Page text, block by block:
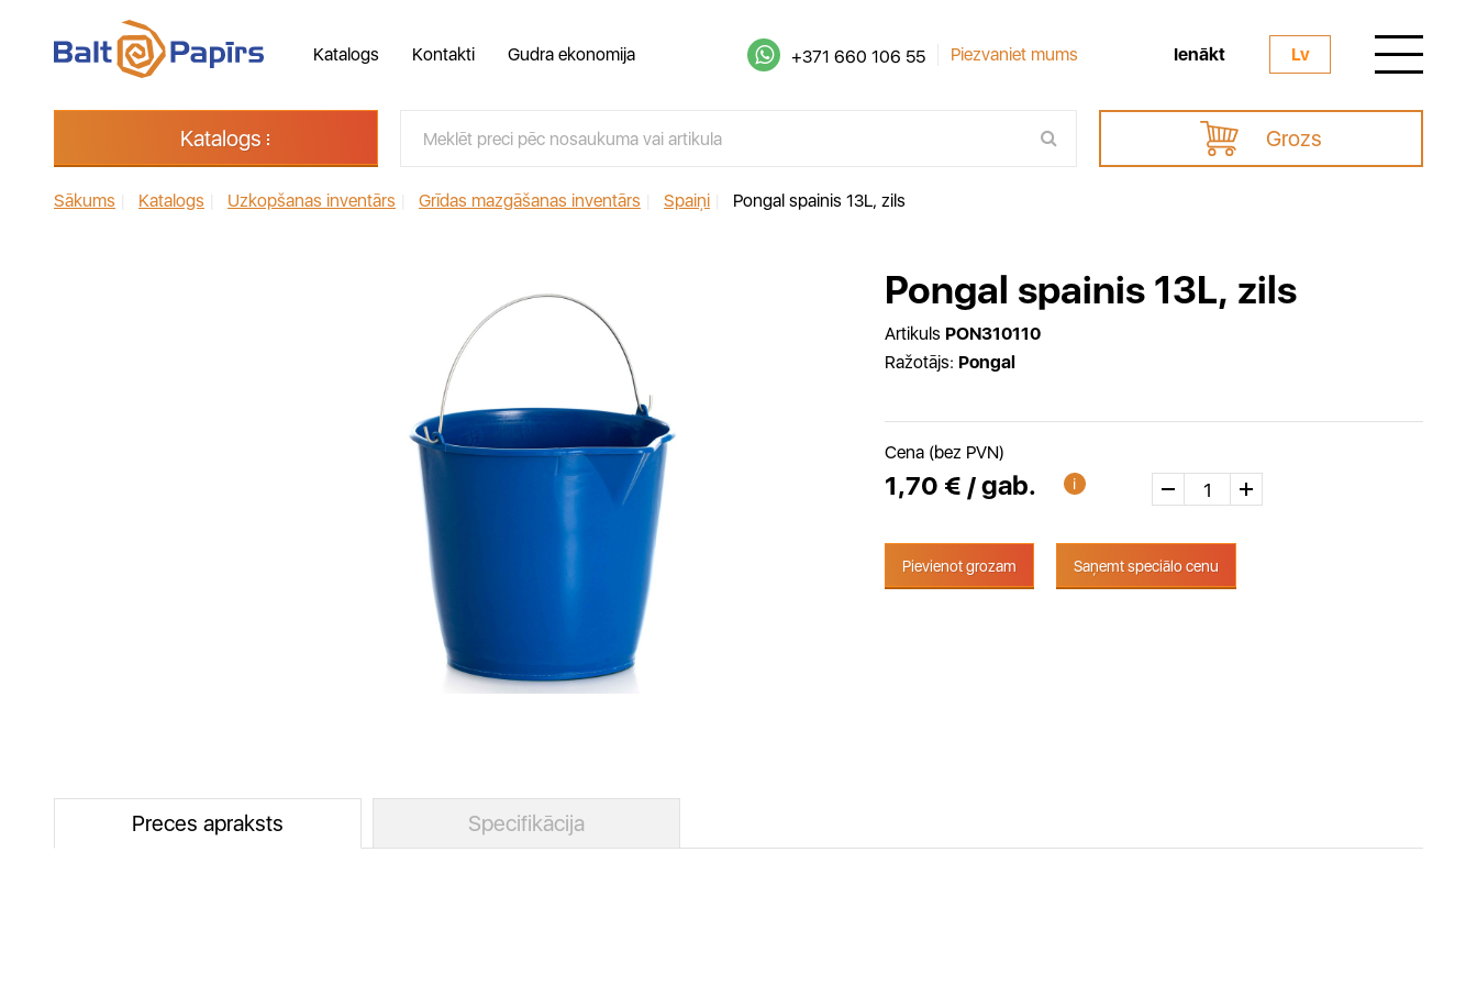
Katalogs Kontakti Gudra ekonomija +371 660 106 55 Piezvaniet mums Ienākt Lv
Katalogs Grozs
Sākums Katalogs Uzkopšanas inventārs Grīdas mazgāšanas inventārs Spaiņi Pongal spainis 13L, zils
Pongal spainis 13L, zils
Artikuls PON310110
Ražotājs: Pongal
Cena (bez PVN)
1,70 € / gab.
Pievienot grozam Saņemt speciālo cenu
Preces apraksts Specifikācija